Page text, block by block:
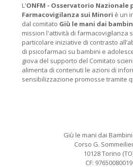
L'ONFM - Osservatorio Nazionale
Farmacovigilanza sui Minori è un
dal comitato Giù le mani dai
mission l'attività di farmacovigilanza
particolare iniziative di contrasto
di psicofarmaci su bambini e
giova del supporto del Comitato
alimenta di contenuti le azioni di
sensibilizzazione promosse tramite
Giù le mani dai Bambini
Corso G.
10128 Torino
CF: 97650080019